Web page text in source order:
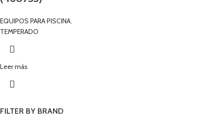
FILTER BY BRAND
EQUIPOS PARA PISCINA,
TEMPERADO
Leer más